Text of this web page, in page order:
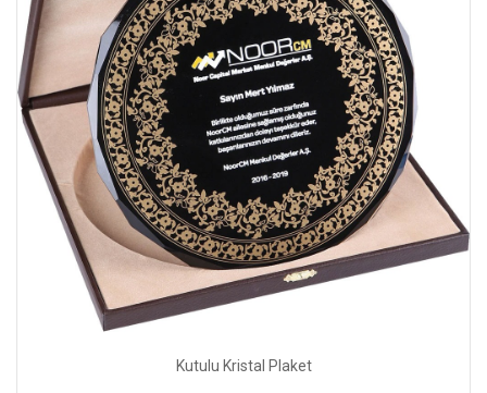
Kutulu Kristal Plaket